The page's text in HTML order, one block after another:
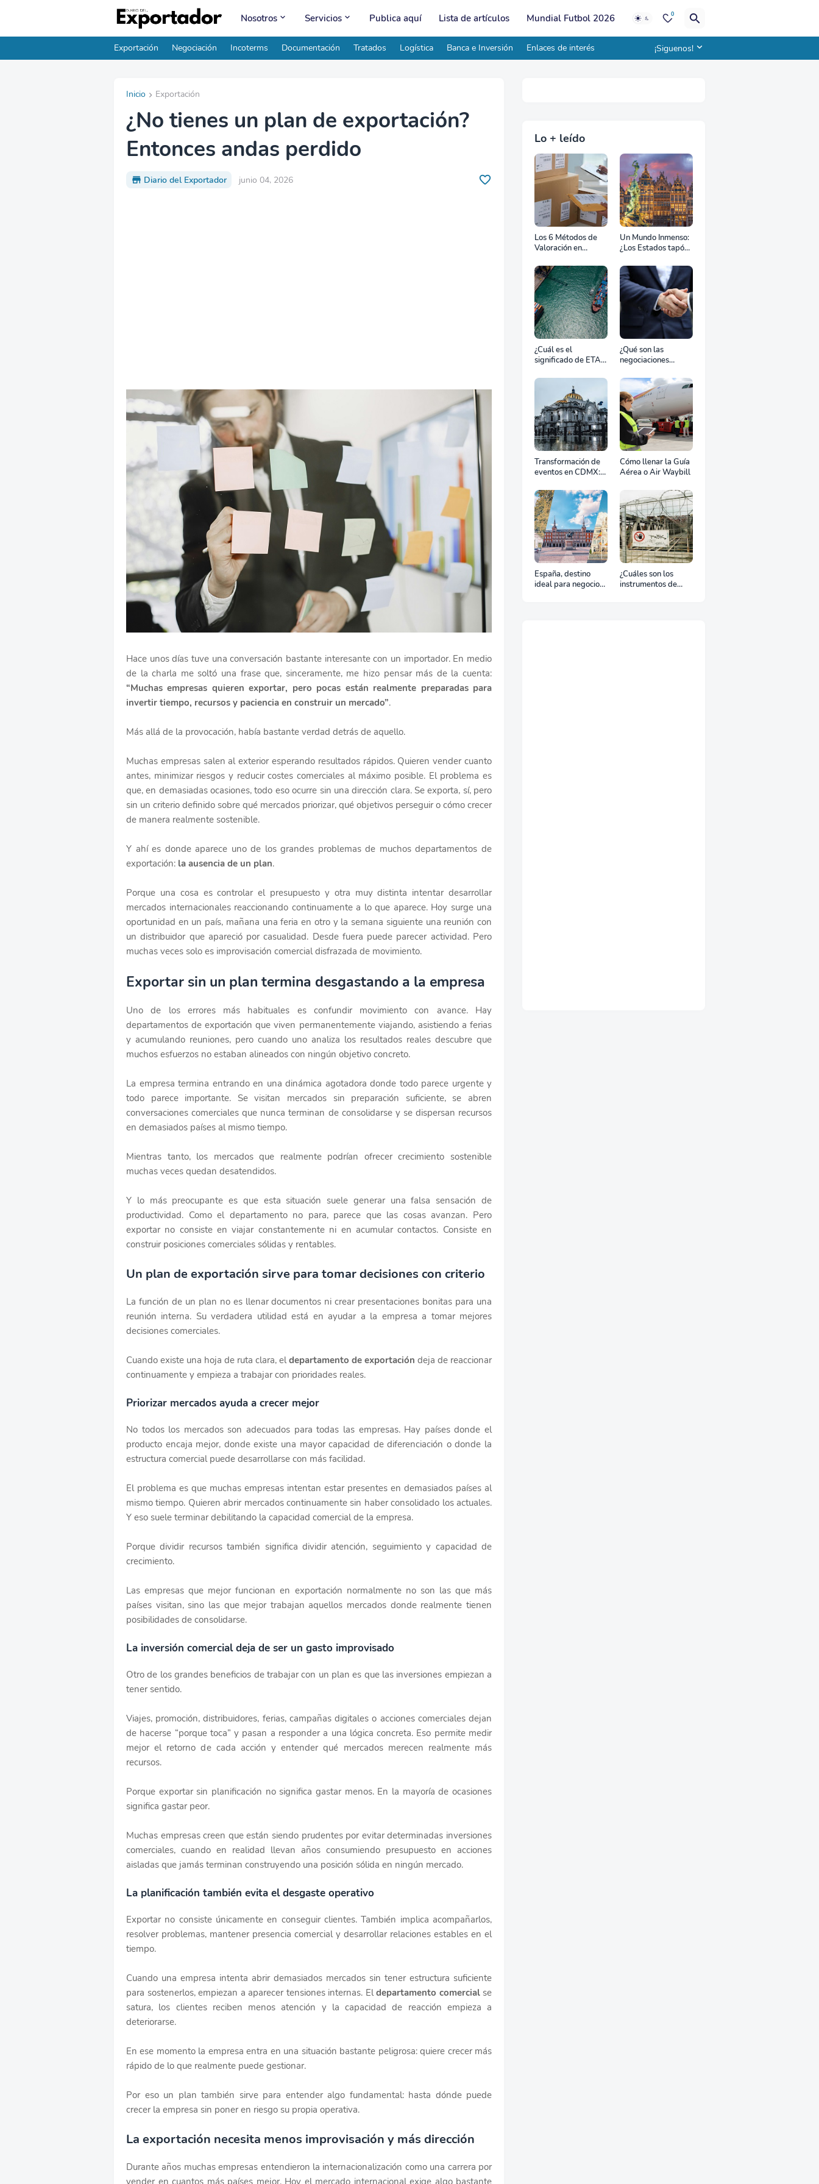
Nosotros Servicios Publica aquí Lista de artículos Mundial Futbol 2026 0
Exportación Negociación Incoterms Documentación Tratados Logística Banca e Inversión Enlaces de interés ¡Siguenos!
Inicio Exportación
¿No tienes un plan de exportación?
Entonces andas perdido
Diario del Exportador junio 04, 2026
Hace unos días tuve una conversación bastante interesante con un importador. En medio
de la charla me soltó una frase que, sinceramente, me hizo pensar más de la cuenta:
“Muchas empresas quieren exportar, pero pocas están realmente preparadas para
invertir tiempo, recursos y paciencia en construir un mercado”.
Más allá de la provocación, había bastante verdad detrás de aquello.
Muchas empresas salen al exterior esperando resultados rápidos. Quieren vender cuanto
antes, minimizar riesgos y reducir costes comerciales al máximo posible. El problema es
que, en demasiadas ocasiones, todo eso ocurre sin una dirección clara. Se exporta, sí, pero
sin un criterio definido sobre qué mercados priorizar, qué objetivos perseguir o cómo crecer
de manera realmente sostenible.
Y ahí es donde aparece uno de los grandes problemas de muchos departamentos de
exportación: la ausencia de un plan.
Porque una cosa es controlar el presupuesto y otra muy distinta intentar desarrollar
mercados internacionales reaccionando continuamente a lo que aparece. Hoy surge una
oportunidad en un país, mañana una feria en otro y la semana siguiente una reunión con
un distribuidor que apareció por casualidad. Desde fuera puede parecer actividad. Pero
muchas veces solo es improvisación comercial disfrazada de movimiento.
Exportar sin un plan termina desgastando a la empresa
Uno de los errores más habituales es confundir movimiento con avance. Hay
departamentos de exportación que viven permanentemente viajando, asistiendo a ferias
y acumulando reuniones, pero cuando uno analiza los resultados reales descubre que
muchos esfuerzos no estaban alineados con ningún objetivo concreto.
La empresa termina entrando en una dinámica agotadora donde todo parece urgente y
todo parece importante. Se visitan mercados sin preparación suficiente, se abren
conversaciones comerciales que nunca terminan de consolidarse y se dispersan recursos
en demasiados países al mismo tiempo.
Mientras tanto, los mercados que realmente podrían ofrecer crecimiento sostenible
muchas veces quedan desatendidos.
Y lo más preocupante es que esta situación suele generar una falsa sensación de
productividad. Como el departamento no para, parece que las cosas avanzan. Pero
exportar no consiste en viajar constantemente ni en acumular contactos. Consiste en
construir posiciones comerciales sólidas y rentables.
Un plan de exportación sirve para tomar decisiones con criterio
La función de un plan no es llenar documentos ni crear presentaciones bonitas para una
reunión interna. Su verdadera utilidad está en ayudar a la empresa a tomar mejores
decisiones comerciales.
Cuando existe una hoja de ruta clara, eldepartamento de exportación deja de reaccionar
continuamente y empieza a trabajar con prioridades reales.
Priorizar mercados ayuda a crecer mejor
No todos los mercados son adecuados para todas las empresas. Hay países donde el
producto encaja mejor, donde existe una mayor capacidad de diferenciación o donde la
estructura comercial puede desarrollarse con más facilidad.
El problema es que muchas empresas intentan estar presentes en demasiados países al
mismo tiempo. Quieren abrir mercados continuamente sin haber consolidado los actuales.
Y eso suele terminar debilitando la capacidad comercial de la empresa.
Porque dividir recursos también significa dividir atención, seguimiento y capacidad de
crecimiento.
Las empresas que mejor funcionan en exportación normalmente no son las que más
países visitan, sino las que mejor trabajan aquellos mercados donde realmente tienen
posibilidades de consolidarse.
La inversión comercial deja de ser un gasto improvisado
Otro de los grandes beneficios de trabajar con un plan es que las inversiones empiezan a
tener sentido.
Viajes, promoción, distribuidores, ferias, campañas digitales o acciones comerciales dejan
de hacerse “porque toca” y pasan a responder a una lógica concreta. Eso permite medir
mejor el retorno de cada acción y entender qué mercados merecen realmente más
recursos.
Porque exportar sin planificación no significa gastar menos. En la mayoría de ocasiones
significa gastar peor.
Muchas empresas creen que están siendo prudentes por evitar determinadas inversiones
comerciales, cuando en realidad llevan años consumiendo presupuesto en acciones
aisladas que jamás terminan construyendo una posición sólida en ningún mercado.
La planificación también evita el desgaste operativo
Exportar no consiste únicamente en conseguir clientes. También implica acompañarlos,
resolver problemas, mantener presencia comercial y desarrollar relaciones estables en el
tiempo.
Cuando una empresa intenta abrir demasiados mercados sin tener estructura suficiente
para sostenerlos, empiezan a aparecer tensiones internas. Eldepartamento comercialse
satura, los clientes reciben menos atención y la capacidad de reacción empieza a
deteriorarse.
En ese momento la empresa entra en una situación bastante peligrosa: quiere crecer más
rápido de lo que realmente puede gestionar.
Por eso un plan también sirve para entender algo fundamental: hasta dónde puede
crecer la empresa sin poner en riesgo su propia operativa.
La exportación necesita menos improvisación y más dirección
Durante años muchas empresas entendieron la internacionalización como una carrera por
Lo + leído
Los 6 Métodos de
Valoración en
Un Mundo Inmenso:
¿Los Estados tapón,
o zona de combate?
¿Cuál es el
significado de ETA,
el transporte
marítimo?
¿Qué son las
negociaciones
Transformación de
eventos en CDMX:
profesional de
equipos define el
éxito de tu
celebración
Cómo llenar la Guía
Aérea o Air Waybill
España, destino
ideal para negocios
¿Cuáles son los
instrumentos de